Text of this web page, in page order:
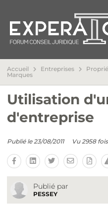
Accueil Entreprises
Marques
Utilisation
d'entreprise
Publié le 23/08/2011 Vu 2958 fois
Publié par
PESSEY